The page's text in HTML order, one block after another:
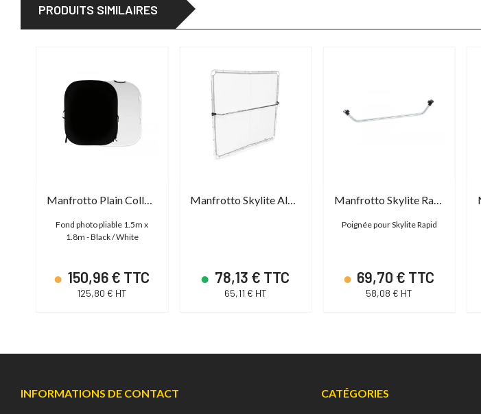
PRODUITS SIMILAIRES
Manfrotto Plain Collapsible Black / White 1.5m x 1.8m
Fond photo pliable 1.5m x
1.8m - Black / White
150,96 € TTC
125,80 € HT
Manfrotto Skylite Aluminium Frame Support
78,13 € TTC
65,11 € HT
Manfrotto Skylite Rapid Crossbar Handle
Poignée pour Skylite Rapid
69,70 € TTC
58,08 € HT
INFORMATIONS DE CONTACT CATÉGORIES